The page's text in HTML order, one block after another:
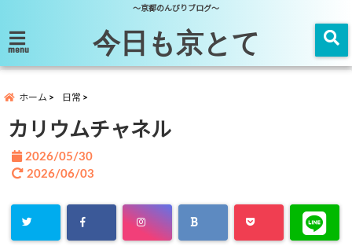
～京都のんびりブログ～
menu 今日も京とて
ホーム 日常
カリウムチャネル
2026/05/30
2026/06/03